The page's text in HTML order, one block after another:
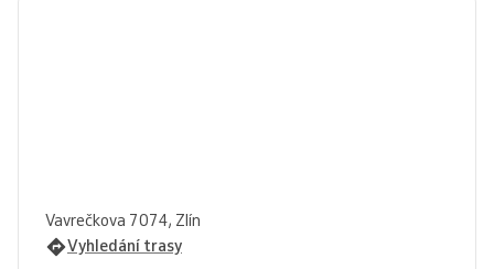
Vavrečkova 7074, Zlín
Vyhledání trasy